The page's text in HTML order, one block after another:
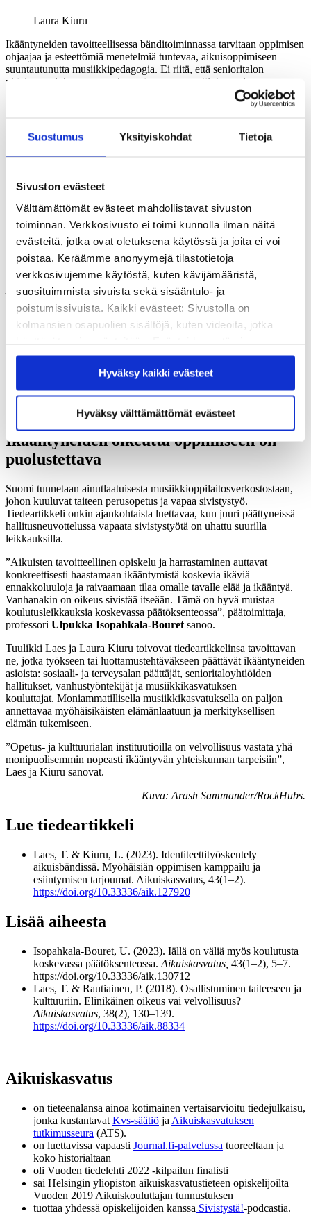
Suostumus Yksityiskohdat Tietoja
Sivuston evästeet
Välttämättömät evästeet mahdollistavat sivuston
toiminnan. Verkkosivusto ei toimi kunnolla ilman näitä
evästeitä, jotka ovat oletuksena käytössä ja joita ei voi
poistaa. Keräämme anonyymejä tilastotietoja
verkkosivujemme käytöstä, kuten kävijämääristä,
suosituimmista sivuista sekä sisääntulo- ja
poistumissivuista. Kaikki evästeet: Sivustolla on
kolmansien osapuolien sisältöjä, kuten videoita, jotka
saattaa estää näiden sisältöjen näkymisen.
Hyväksymällä kaikki evästeet varmistat, että kaikki
sisältö on käytettävissäsi.
Hyväksy kaikki evästeet
Hyväksy välttämättömät evästeet
Laura Kiuru
Ikääntyneiden tavoitteellisessa bänditoiminnassa tarvitaan oppimisen
ohjaajaa ja esteettömiä menetelmiä tuntevaa, aikuisoppimiseen
suuntautunutta musiikkipedagogia. Ei riitä, että senioritalon
yhteiseen olohuoneeseen kannetaan rumpusetti, basso ja
rappeumia, ja niiden myötä turhautumisen tunteita: taidot eivät
tartukaan yhtä helposti kuin nuorena. Oppiminen on kuin
kamppailua, jossa vaihtelevat epäonnistumisen ja onnistumisen
”Se, että uskallan mennä kokeilemaan ihan uutta, on ollut avartava
kokemus”, eräs tutkimukseen haastateltu kertoo.
Tutkijoiden mukaan oppiminen ja julkiset esiintymiset luovat
myöhäisikäisille mahdollisuuksia oman identiteetin uudelleen
rakentamiseen sekä musiikin oppijana että yhteiskunnan toimijana.
Myöhäisikäisten bändit rakentavat sukupolvien välisiä siltoja: lapset
ja lastenlapset musisoivat yhdessä mummon ja vaarin kanssa,
keskustelevat musiikista ja soittimista sekä kuuntelevat yhdessä
musiikkia.
nuoruutensa rockmusiikkiin, toiselle musiikinlaji on ennestään
Ikääntyneiden oikeutta oppimiseen on
puolustettava
Suomi tunnetaan ainutlaatuisesta musiikkioppilaitosverkostostaan,
johon kuuluvat taiteen perusopetus ja vapaa sivistystyö.
Tiedeartikkeli onkin ajankohtaista luettavaa, kun juuri päättyneissä
hallitusneuvottelussa vapaata sivistystyötä on uhattu suurilla
leikkauksilla.
”Aikuisten tavoitteellinen opiskelu ja harrastaminen auttavat
konkreettisesti haastamaan ikääntymistä koskevia ikäviä
ennakkoluuloja ja raivaamaan tilaa omalle tavalle elää ja ikääntyä.
Vanhanakin on oikeus sivistää itseään. Tämä on hyvä muistaa
koulutusleikkauksia koskevassa päätöksenteossa”, päätoimittaja,
professori Ulpukka Isopahkala-Bouret sanoo.
Tuulikki Laes ja Laura Kiuru toivovat tiedeartikkelinsa tavoittavan
ne, jotka työkseen tai luottamustehtäväkseen päättävät ikääntyneiden
asioista: sosiaali- ja terveysalan päättäjät, senioritaloyhtiöiden
hallitukset, vanhustyöntekijät ja musiikkikasvatuksen
kouluttajat. Moniammatillisella musiikkikasvatuksella on paljon
annettavaa myöhäisikäisten elämänlaatuun ja merkityksellisen
elämän tukemiseen.
”Opetus- ja kulttuurialan instituutioilla on velvollisuus vastata yhä
monipuolisemmin nopeasti ikääntyvän yhteiskunnan tarpeisiin”,
Laes ja Kiuru sanovat.
Kuva: Arash Sammander/RockHubs.
Lue tiedeartikkeli
Laes, T. & Kiuru, L. (2023). Identiteettityöskentely
aikuisbändissä. Myöhäisiän oppimisen kamppailu ja
esiintymisen tarjoumat. Aikuiskasvatus, 43(1–2).
https://doi.org/10.33336/aik.127920
Lisää aiheesta
Isopahkala-Bouret, U. (2023). Iällä on väliä myös koulutusta
koskevassa päätöksenteossa. Aikuiskasvatus, 43(1–2), 5–7.
https://doi.org/10.33336/aik.130712
Laes, T. & Rautiainen, P. (2018). Osallistuminen taiteeseen ja
kulttuuriin. Elinikäinen oikeus vai velvollisuus?
Aikuiskasvatus, 38(2), 130–139.
https://doi.org/10.33336/aik.88334
Aikuiskasvatus
on tieteenalansa ainoa kotimainen vertaisarvioitu tiedejulkaisu,
jonka kustantavat Kvs-säätiö ja Aikuiskasvatuksen
tutkimusseura (ATS).
on luettavissa vapaasti Journal.fi-palvelussa tuoreeltaan ja
koko historialtaan
oli Vuoden tiedelehti 2022 -kilpailun finalisti
sai Helsingin yliopiston aikuiskasvatustieteen opiskelijoilta
Vuoden 2019 Aikuiskouluttajan tunnustuksen
tuottaa yhdessä opiskelijoiden kanssa Sivistystä!-podcastia.